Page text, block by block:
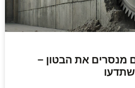
מנסרים את הבטון –